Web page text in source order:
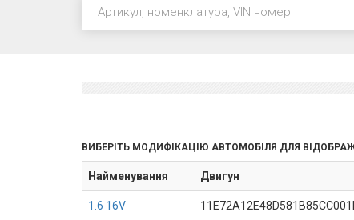
ВИБЕРІТЬ МОДИФІКАЦІЮ АВТОМОБІЛЯ ДЛЯ
Найменування Двигун
1.6 16V